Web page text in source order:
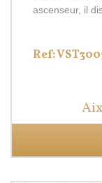
ascenseur, il
Ref: